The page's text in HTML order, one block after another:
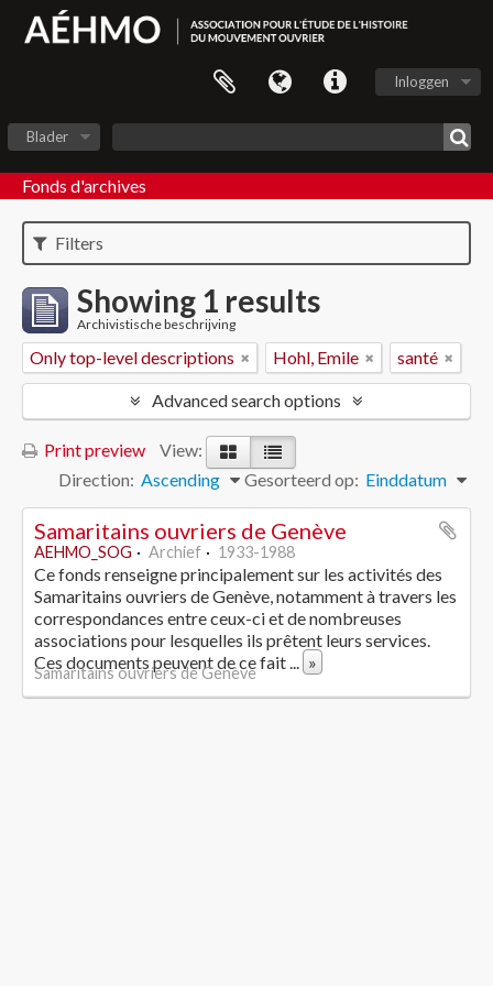
Inloggen
Blader
Fonds d'archives
Filters
Showing 1 results
Archivistische beschrijving
Only top-level descriptions Hohl, Emile santé
Advanced search options
Print preview
View:
Gesorteerd op: Einddatum
Direction: Ascending
Samaritains ouvriers de Genève
AEHMO_SOG Archief 1933-1988
Ce fonds renseigne principalement sur les activités des
Samaritains ouvriers de Genève, notamment à travers les
correspondances entre ceux-ci et de nombreuses
associations pour lesquelles ils prêtent leurs services.
Ces documents peuvent de ce fait... »
Samaritains ouvriers de Genève